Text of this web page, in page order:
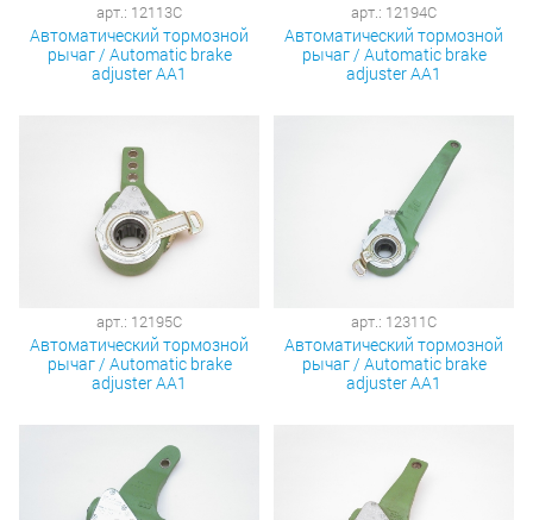
арт.: 12113C
Автоматический тормозной
рычаг / Automatic brake
adjuster AA1
арт.: 12194C
Автоматический тормозной
рычаг / Automatic brake
adjuster AA1
арт.: 12195C
Автоматический тормозной
рычаг / Automatic brake
adjuster AA1
арт.: 12311C
Автоматический тормозной
рычаг / Automatic brake
adjuster AA1